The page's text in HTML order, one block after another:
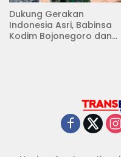
Dukung Gerakan
Indonesia Asri, Babinsa
Kodim Bojonegoro dan